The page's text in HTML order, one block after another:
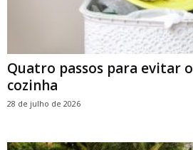
Quatro passos para evitar
cozinha
28 de julho de 2026